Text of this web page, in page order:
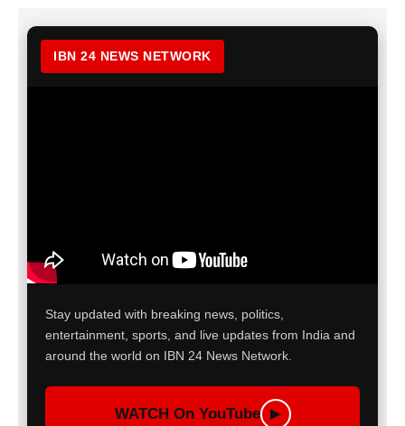
IBN 24 NEWS NETWORK
Stay updated with breaking news, politics,
entertainment, sports, and live updates from India and
around the world on IBN 24 News Network.
WATCH On YouTube ▶